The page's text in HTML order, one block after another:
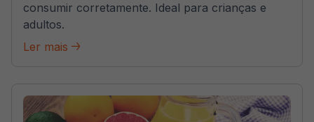
consumir corretamente. Ideal para crianças e
adultos.
Ler mais